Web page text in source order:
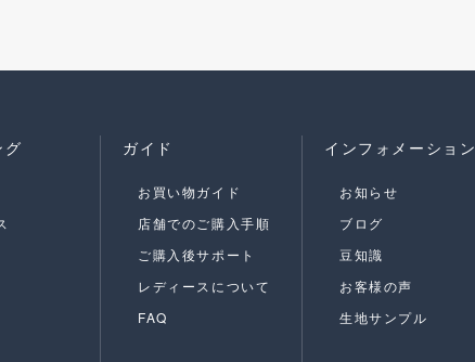
グ ガイド
お買い物ガイド
店舗でのご購入手順
ご購入後サポート
レディースについて
FAQ
インフォメーション
お知らせ
ブログ
豆知識
お客様の声
生地サンプル